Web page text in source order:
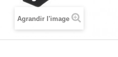
Agrandir l'image